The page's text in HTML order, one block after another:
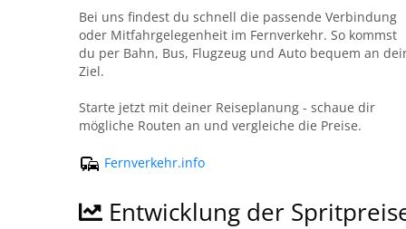
Bei uns findest du schnell die passende Verbindung
oder Mitfahrgelegenheit im Fernverkehr. So kommst
du per Bahn, Bus, Flugzeug und Auto bequem an
Ziel.
Starte jetzt mit deiner Reiseplanung - schaue dir
mögliche Routen an und vergleiche die Preise.
Fernverkehr.info
Entwicklung der